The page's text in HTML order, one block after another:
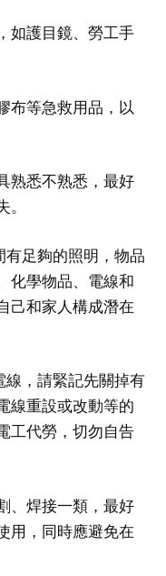
如護目鏡、勞工手
布等急救用品，以
熟悉不熟悉，最好
足夠的照明，物品
化學物品、電線和
己和家人構成潛在
，請緊記先關掉有
線重設或改動等的
工代勞，切勿自告
、焊接一類，最好
用，同時應避免在